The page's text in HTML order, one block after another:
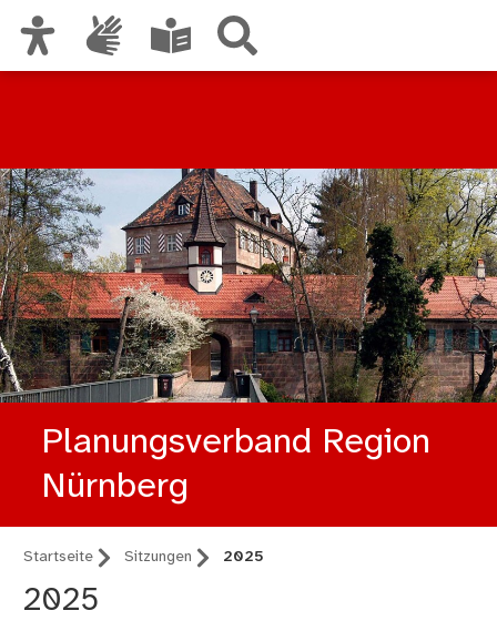
Planungsverband Region
Nürnberg
Startseite Sitzungen 2025
2025